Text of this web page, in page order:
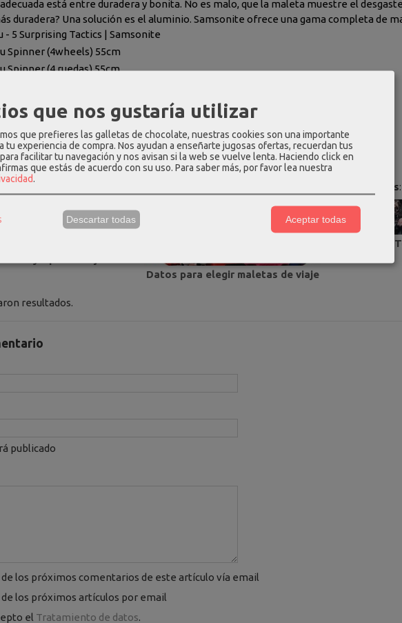
está entre duradera y bonita. No es malo, que la maleta muestre el
duradera? Una solución es el aluminio. Samsonite ofrece una gama completa de
- 5 Surprising Tactics | Samsonite
Spinner (4wheels) 55cm
Spinner (4 ruedas) 55cm
Spinner (4 ruedas) 69cm
Spinner (4wheels) 76cm
artículos relacionados:
Datos para elegir maletas de viaje
Servicio
resultados.
publicado
los próximos comentarios de este artículo vía email
los próximos artículos por email
el Tratamiento de datos.
que nos gustaría utilizar
que prefieres las galletas de chocolate, nuestras cookies son una importante
tu experiencia de compra. Nos ayudan a enseñarte jugosas ofertas, recuerdan tus
facilitar tu navegación y nos avisan si la web se vuelve lenta. Haciendo click en
que estás de acuerdo con su uso. Para saber más, por favor lea nuestra
.
Descartar todas Aceptar todas